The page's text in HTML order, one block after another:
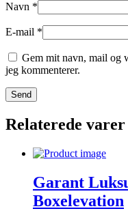
Navn *
E-mail *
Gem mit navn, mail og
jeg kommenterer.
Relaterede varer
Garant
Boxelevation